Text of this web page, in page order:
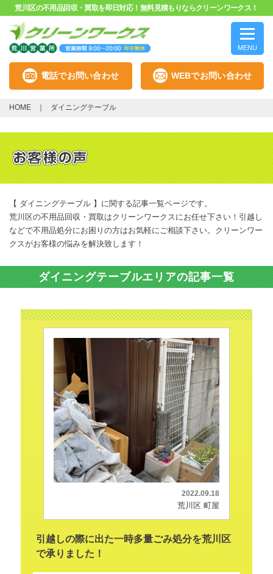
荒川区の不用品回収・買取を即日対応！無料見積もりならクリーンワークス！
MENU
電話でお問い合わせ WEBでお問い合わせ
HOME ダイニングテーブル
【 ダイニングテーブル 】に関する記事一覧ページです。
荒川区の不用品回収・買取はクリーンワークスにお任せ下さい！引越し
などで不用品処分にお困りの方はお気軽にご相談下さい。クリーンワー
クスがお客様の悩みを解決致します！
ダイニングテーブルエリアの記事一覧
2022.09.18
荒川区 町屋
引越しの際に出た一時多量ごみ処分を荒川区
で承りました！